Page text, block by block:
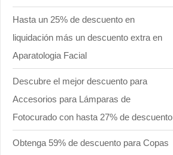
Hasta un 25% de descuento en
liquidación más un descuento extra en
Aparatologia Facial
Descubre el mejor descuento para
Accesorios para Lámparas de
Fotocurado con hasta 27% de descuento
Obtenga 59% de descuento para Copas